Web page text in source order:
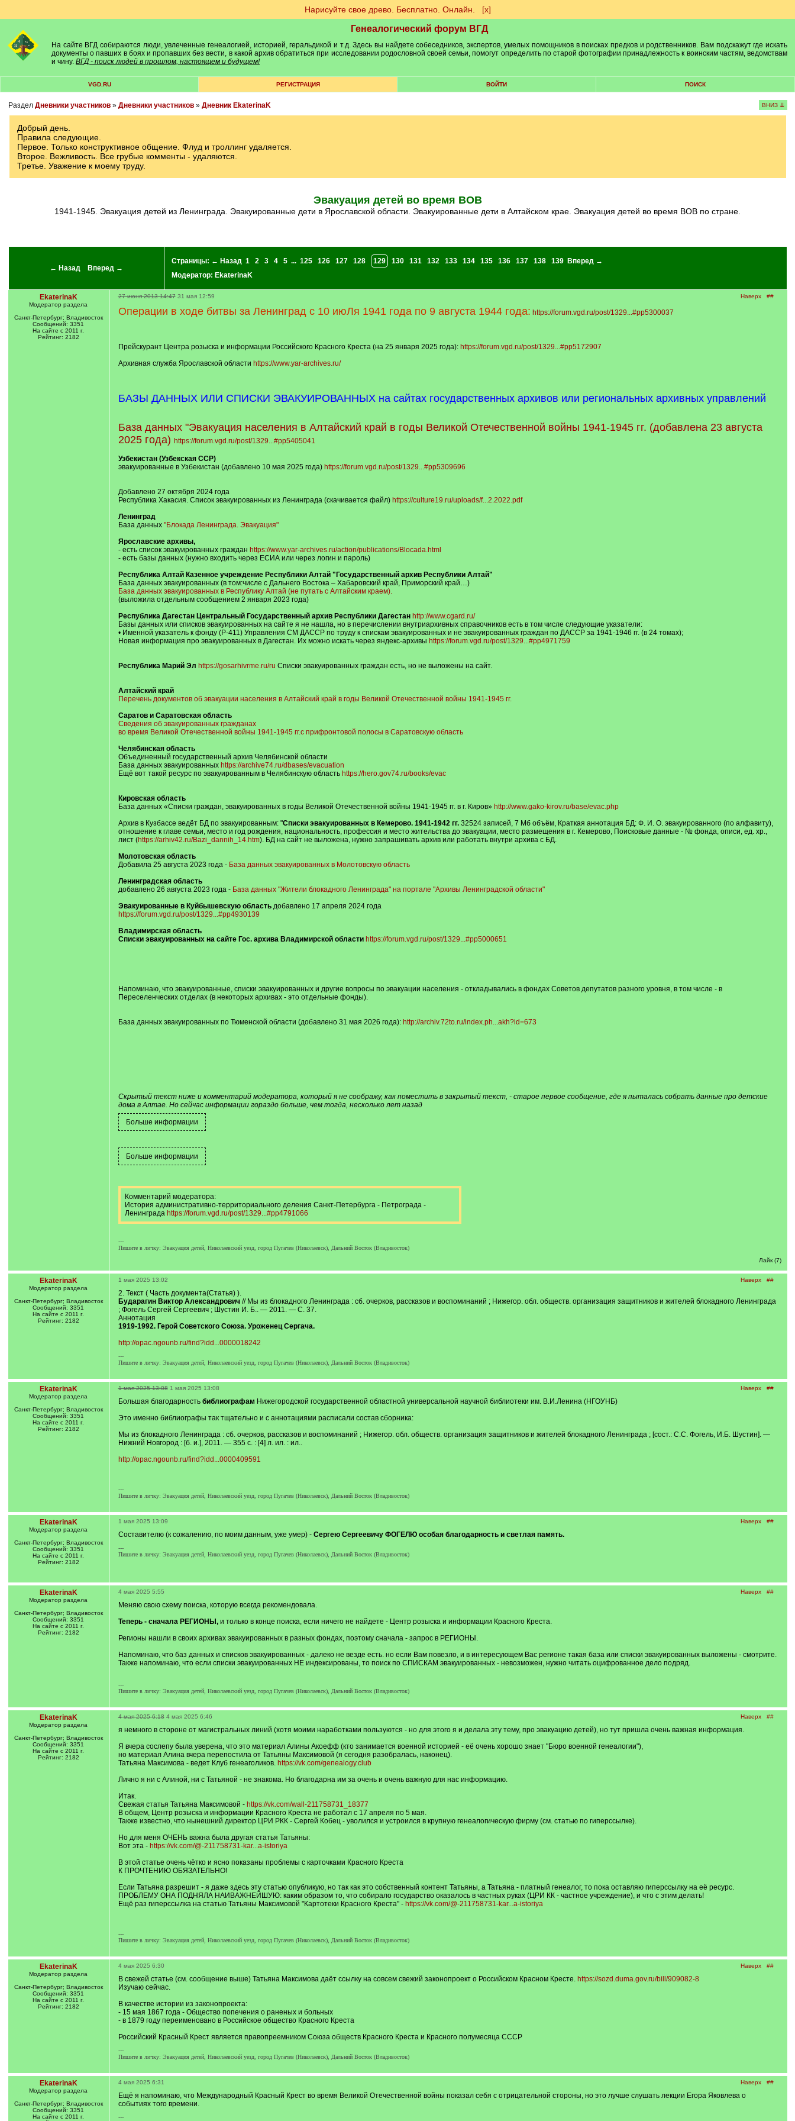
Нарисуйте свое древо. Бесплатно. Онлайн. [х]
Генеалогический форум ВГД
На сайте ВГД собираются люди, увлеченные генеалогией, историей, геральдикой и т.д. Здесь вы найдете собеседников, экспертов, умелых помощников в поисках предков и родственников. Вам подскажут где искать
документы о павших в боях и пропавших без вести, в какой архив обратиться при исследовании родословной своей семьи, помогут определить по старой фотографии принадлежность к воинским частям, ведомствам
и чину. ВГД - поиск людей в прошлом, настоящем и будущем!
VGD.RU РЕГИСТРАЦИЯ ВОЙТИ ПОИСК
Раздел Дневники участников» Дневники участников» Дневник EkaterinaK ВНИЗ ⇊
Добрый день.
Правила следующие.
Первое. Только конструктивное общение. Флуд и троллинг удаляется.
Второе. Вежливость. Все грубые комменты - удаляются.
Третье. Уважение к моему труду.
Эвакуация детей во время ВОВ
1941-1945. Эвакуация детей из Ленинграда. Эвакуированные дети в Ярославской области. Эвакуированные дети в Алтайском крае. Эвакуация детей во время ВОВ по стране.
← Назад Вперед →
Страницы: ← Назад 1 2 3 4 5 ... 125 126 127 128 129 130 131 132 133 134 135 136 137 138 139
Вперед →
Модератор: EkaterinaK
EkaterinaK
Модератор раздела
Санкт-Петербург; Владивосток
Сообщений: 3351
На сайте с 2011 г.
Рейтинг: 2182
Наверх ##
27 июня 2013 14:47 31 мая 12:59
Операции в ходе битвы за Ленинград с 10 июЛя 1941 года по 9 августа 1944 года: https://forum.vgd.ru/post/1329...#pp5300037
Прейскурант Центра розыска и информации Российского Красного Креста (на 25 января 2025 года): https://forum.vgd.ru/post/1329...#pp5172907
Архивная служба Ярославской области https://www.yar-archives.ru/
БАЗЫ ДАННЫХ ИЛИ СПИСКИ ЭВАКУИРОВАННЫХ на сайтах государственных архивов или региональных архивных управлений
База данных "Эвакуация населения в Алтайский край в годы Великой Отечественной войны 1941-1945 гг. (добавлена 23 августа
2025 года) https://forum.vgd.ru/post/1329...#pp5405041
Узбекистан (Узбекская ССР)
эвакуированные в Узбекистан (добавлено 10 мая 2025 года) https://forum.vgd.ru/post/1329...#pp5309696
Добавлено 27 октября 2024 года
Республика Хакасия. Список эвакуированных из Ленинграда (скачивается файл) https://culture19.ru/uploads/f...2.2022.pdf
Ленинград
База данных "Блокада Ленинграда. Эвакуация"
Ярославские архивы,
- есть список эвакуированных граждан https://www.yar-archives.ru/action/publications/Blocada.html
- есть базы данных (нужно входить через ЕСИА или через логин и пароль)
Республика Алтай Казенное учреждение Республики Алтай "Государственный архив Республики Алтай"
База данных эвакуированных (в том:числе с Дальнего Востока – Хабаровский край, Приморский край…)
База данных эвакуированных в Республику Алтай (не путать с Алтайским краем).
(выложила отдельным сообщением 2 января 2023 года)
Республика Дагестан Центральный Государственный архив Республики Дагестан http://www.cgard.ru/
Базы данных или списков эвакуированных на сайте я не нашла, но в перечислении внутриархивных справочников есть в том числе следующие указатели:
• Именной указатель к фонду (Р-411) Управления СМ ДАССР по труду к спискам эвакуированных и не эвакуированных граждан по ДАССР за 1941-1946 гг. (в 24 томах);
Новая информация про эвакуированных в Дагестан. Их можно искать через яндекс-архивы https://forum.vgd.ru/post/1329...#pp4971759
Республика Марий Эл https://gosarhivrme.ru/ru Списки эвакуированных граждан есть, но не выложены на сайт.
Алтайский край
Перечень документов об эвакуации населения в Алтайский край в годы Великой Отечественной войны 1941-1945 гг.
Саратов и Саратовская область
Сведения об эвакуированных гражданах
во время Великой Отечественной войны 1941-1945 гг.с прифронтовой полосы в Саратовскую область
Челябинская область
Объединенный государственный архив Челябинской области
База данных эвакуированных https://archive74.ru/dbases/evacuation
Ещё вот такой ресурс по эвакуированным в Челябинскую область https://hero.gov74.ru/books/evac
Кировская область
База данных «Списки граждан, эвакуированных в годы Великой Отечественной войны 1941-1945 гг. в г. Киров» http://www.gako-kirov.ru/base/evac.php
Архив в Кузбассе ведёт БД по эвакуированным: "Списки эвакуированных в Кемерово. 1941-1942 гг. 32524 записей, 7 Мб объём, Краткая аннотация БД: Ф. И. О. эвакуированного (по алфавиту),
отношение к главе семьи, место и год рождения, национальность, профессия и место жительства до эвакуации, место размещения в г. Кемерово, Поисковые данные - № фонда, описи, ед. хр.,
лист (https://arhiv42.ru/Bazi_dannih_14.htm). БД на сайт не выложена, нужно запрашивать архив или работать внутри архива с БД.
Молотовская область
Добавила 25 августа 2023 года - База данных эвакуированных в Молотовскую область
Ленинградская область
добавлено 26 августа 2023 года - База данных "Жители блокадного Ленинграда" на портале "Архивы Ленинградской области"
Эвакуированные в Куйбышевскую областьдобавлено 17 апреля 2024 года
https://forum.vgd.ru/post/1329...#pp4930139
Владимирская область
Списки эвакуированных на сайте Гос. архива Владимирской области https://forum.vgd.ru/post/1329...#pp5000651
Напоминаю, что эвакуированные, списки эвакуированных и другие вопросы по эвакуации населения - откладывались в фондах Советов депутатов разного уровня, в том числе - в
Переселенческих отделах (в некоторых архивах - это отдельные фонды).
База данных эвакуированных по Тюменской области (добавлено 31 мая 2026 года): http://archiv.72to.ru/index.ph...akh?id=673
Скрытый текст ниже и комментарий модератора, который я не соображу, как поместить в закрытый текст, - старое первое сообщение, где я пыталась собрать данные про детские
дома в Алтае. Но сейчас информации гораздо больше, чем тогда, несколько лет назад
Комментарий модератора:
История административно-территориального деления Санкт-Петербурга - Петрограда -
Ленинграда https://forum.vgd.ru/post/1329...#pp4791066
---
Пишите в личку: Эвакуация детей, Николаевский уезд, город Пугачев (Николаевск), Дальний Восток (Владивосток)
Лайк (7)
EkaterinaK
Модератор раздела
Санкт-Петербург; Владивосток
Сообщений: 3351
На сайте с 2011 г.
Рейтинг: 2182
Наверх ##
1 мая 2025 13:02
2. Текст ( Часть документа(Статья) ).
Бударагин Виктор Александрович// Мы из блокадного Ленинграда : сб. очерков, рассказов и воспоминаний ; Нижегор. обл. обществ. организация защитников и жителей блокадного Ленинграда
; Фогель Сергей Сергеевич ; Шустин И. Б.. — 2011. — С. 37.
Аннотация
1919-1992. Герой Советского Союза. Уроженец Сергача.
http://opac.ngounb.ru/find?idd...0000018242
---
Пишите в личку: Эвакуация детей, Николаевский уезд, город Пугачев (Николаевск), Дальний Восток (Владивосток)
EkaterinaK
Модератор раздела
Санкт-Петербург; Владивосток
Сообщений: 3351
На сайте с 2011 г.
Рейтинг: 2182
Наверх ##
1 мая 2025 13:08 1 мая 2025 13:08
Большая благодарность библиографам Нижегородской государственной областной универсальной научной библиотеки им. В.И.Ленина (НГОУНБ)
Это именно библиографы так тщательно и с аннотациями расписали состав сборника:
Мы из блокадного Ленинграда : сб. очерков, рассказов и воспоминаний ; Нижегор. обл. обществ. организация защитников и жителей блокадного Ленинграда ; [сост.: С.С. Фогель, И.Б. Шустин]. —
Нижний Новгород : [б. и.], 2011. — 355 с. : [4] л. ил. : ил..
http://opac.ngounb.ru/find?idd...0000409591
---
Пишите в личку: Эвакуация детей, Николаевский уезд, город Пугачев (Николаевск), Дальний Восток (Владивосток)
EkaterinaK
Модератор раздела
Санкт-Петербург; Владивосток
Сообщений: 3351
На сайте с 2011 г.
Рейтинг: 2182
Наверх ##
1 мая 2025 13:09
Составителю (к сожалению, по моим данным, уже умер) - Сергею Сергеевичу ФОГЕЛЮ особая благодарность и светлая память.
---
Пишите в личку: Эвакуация детей, Николаевский уезд, город Пугачев (Николаевск), Дальний Восток (Владивосток)
EkaterinaK
Модератор раздела
Санкт-Петербург; Владивосток
Сообщений: 3351
На сайте с 2011 г.
Рейтинг: 2182
Наверх ##
4 мая 2025 5:55
Меняю свою схему поиска, которую всегда рекомендовала.
Теперь - сначала РЕГИОНЫ, и только в конце поиска, если ничего не найдете - Центр розыска и информации Красного Креста.
Регионы нашли в своих архивах эвакуированных в разных фондах, поэтому сначала - запрос в РЕГИОНЫ.
Напоминаю, что баз данных и списков эвакуированных - далеко не везде есть. но если Вам повезло, и в интересующем Вас регионе такая база или списки эвакуированных выложены - смотрите.
Также напоминаю, что если списки эвакуированных НЕ индексированы, то поиск по СПИСКАМ эвакуированных - невозможен, нужно читать оцифрованное дело подряд.
---
Пишите в личку: Эвакуация детей, Николаевский уезд, город Пугачев (Николаевск), Дальний Восток (Владивосток)
EkaterinaK
Модератор раздела
Санкт-Петербург; Владивосток
Сообщений: 3351
На сайте с 2011 г.
Рейтинг: 2182
Наверх ##
4 мая 2025 6:18 4 мая 2025 6:46
я немного в стороне от магистральных линий (хотя моими наработками пользуются - но для этого я и делала эту тему, про эвакуацию детей), но тут пришла очень важная информация.
Я вчера сослепу была уверена, что это материал Алины Акоефф (кто занимается военной историей - её очень хорошо знает "Бюро военной генеалогии"),
но материал Алина вчера перепостила от Татьяны Максимовой (я сегодня разобралась, наконец).
Татьяна Максимова - ведет Клуб генеаголиков. https://vk.com/genealogy.club
Лично я ни с Алиной, ни с Татьяной - не знакома. Но благодарна им за очень и очень важную для нас информацию.
Итак.
Свежая статья Татьяна Максимовой - https://vk.com/wall-211758731_18377
В общем, Центр розыска и информации Красного Креста не работал с 17 апреля по 5 мая.
Также известно, что нынешний директор ЦРИ РКК - Сергей Кобец - уволился и устроился в крупную генеалогическую фирму (см. статью по гиперссылке).
Но для меня ОЧЕНЬ важна была другая статья Татьяны:
Вот эта - https://vk.com/@-211758731-kar...a-istoriya
В этой статье очень чётко и ясно показаны проблемы с карточками Красного Креста
К ПРОЧТЕНИЮ ОБЯЗАТЕЛЬНО!
Если Татьяна разрешит - я даже здесь эту статью опубликую, но так как это собственный контент Татьяны, а Татьяна - платный генеалог, то пока оставляю гиперссылку на её ресурс.
ПРОБЛЕМУ ОНА ПОДНЯЛА НАИВАЖНЕЙШУЮ: каким образом то, что собирало государство оказалось в частных руках (ЦРИ КК - частное учреждение), и что с этим делать!
Ещё раз гиперссылка на статью Татьяны Максимовой "Картотеки Красного Креста" - https://vk.com/@-211758731-kar...a-istoriya
---
Пишите в личку: Эвакуация детей, Николаевский уезд, город Пугачев (Николаевск), Дальний Восток (Владивосток)
EkaterinaK
Модератор раздела
Санкт-Петербург; Владивосток
Сообщений: 3351
На сайте с 2011 г.
Рейтинг: 2182
Наверх ##
4 мая 2025 6:30
В свежей статье (см. сообщение выше) Татьяна Максимова даёт ссылку на совсем свежий законопроект о Российском Красном Кресте. https://sozd.duma.gov.ru/bill/909082-8
Изучаю сейчас.
В качестве истории из законопроекта:
- 15 мая 1867 года - Общество попечения о раненых и больных
- в 1879 году переименовано в Российское общество Красного Креста
Российский Красный Крест является правопреемником Союза обществ Красного Креста и Красного полумесяца СССР
---
Пишите в личку: Эвакуация детей, Николаевский уезд, город Пугачев (Николаевск), Дальний Восток (Владивосток)
EkaterinaK
Модератор раздела
Санкт-Петербург; Владивосток
Сообщений: 3351
На сайте с 2011 г.
Наверх ##
4 мая 2025 6:31
Ещё я напоминаю, что Международный Красный Крест во время Великой Отечественной войны показал себя с отрицательной стороны, но это лучше слушать лекции Егора Яковлева о
событиях того времени.
---